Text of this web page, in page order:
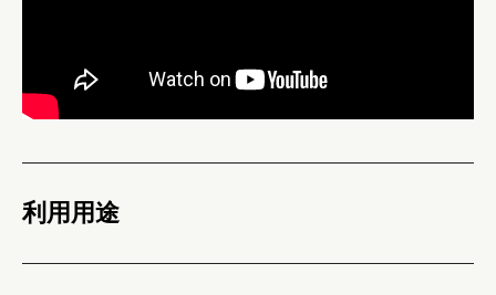
利用用途